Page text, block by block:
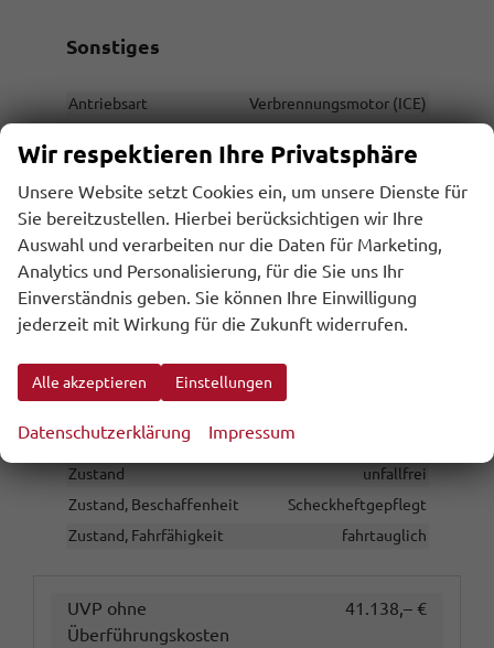
Sonstiges
Antriebsart
Verbrennungsmotor (ICE)
Anzahl Türen
5-türig
Erstzulassung
31.07.2026
Garantieleistung
Fahrzeuggarantie
Innenausstattung
Schwarz
Kilometerstand
Lackierung
Metallic
Nichtraucher-Fahrzeug
Tageszulassung
Zustand
unfallfrei
Zustand, Beschaffenheit
Scheckheftgepflegt
Zustand, Fahrfähigkeit
fahrtauglich
UVP ohne
Überführungskosten
41.138,– €
Wir respektieren Ihre Privatsphäre
Unsere Website setzt Cookies ein, um unsere Dienste für
Sie bereitzustellen. Hierbei berücksichtigen wir Ihre
Auswahl und verarbeiten nur die Daten für Marketing,
Analytics und Personalisierung, für die Sie uns Ihr
Einverständnis geben. Sie können Ihre Einwilligung
jederzeit mit Wirkung für die Zukunft widerrufen.
Alle akzeptieren Einstellungen
Datenschutzerklärung Impressum